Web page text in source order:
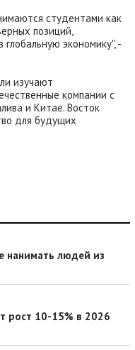
студентами как
позиций,
экономику", -
изучают
компании с
и Китае. Восток
для будущих
нанимать людей из
рост 10-15% в 2026